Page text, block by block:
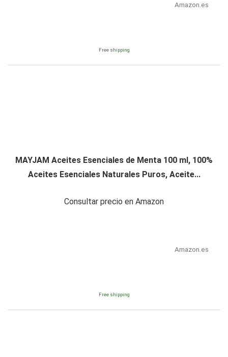
Amazon.es
Free shipping
MAYJAM Aceites Esenciales de Menta 100 ml, 100%
Aceites Esenciales Naturales Puros, Aceite...
Consultar precio en Amazon
Amazon.es
Free shipping